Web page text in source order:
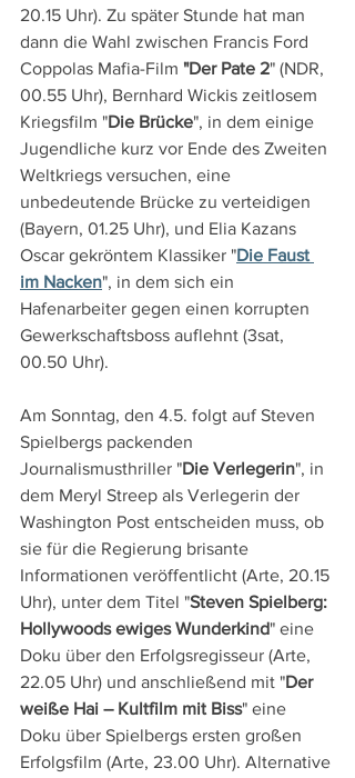
20.15 Uhr). Zu später Stunde hat man
dann die Wahl zwischen Francis Ford
Coppolas Mafia-Film "Der Pate 2" (NDR,
00.55 Uhr), Bernhard Wickis zeitlosem
Kriegsfilm "Die Brücke", in dem einige
Jugendliche kurz vor Ende des Zweiten
Weltkriegs versuchen, eine
unbedeutende Brücke zu verteidigen
(Bayern, 01.25 Uhr), und Elia Kazans
Oscar gekröntem Klassiker "Die Faust
im Nacken", in dem sich ein
Hafenarbeiter gegen einen korrupten
Gewerkschaftsboss auflehnt (3sat,
00.50 Uhr).
Am Sonntag, den 4.5. folgt auf Steven
Spielbergs packenden
Journalismusthriller "Die Verlegerin", in
dem Meryl Streep als Verlegerin der
Washington Post entscheiden muss, ob
sie für die Regierung brisante
Informationen veröffentlicht (Arte, 20.15
Uhr), unter dem Titel "Steven Spielberg:
Hollywoods ewiges Wunderkind" eine
Doku über den Erfolgsregisseur (Arte,
22.05 Uhr) und anschließend mit "Der
weiße Hai – Kultfilm mit Biss" eine
Doku über Spielbergs ersten großen
Erfolgsfilm (Arte, 23.00 Uhr). Alternative